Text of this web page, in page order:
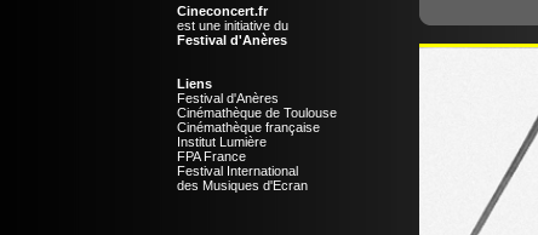
Cineconcert.fr
est une initiative du
Festival d'Anères
Liens
Festival d'Anères
Cinémathèque de Toulouse
Cinémathèque française
Institut Lumière
FPA France
Festival International
des Musiques d'Ecran